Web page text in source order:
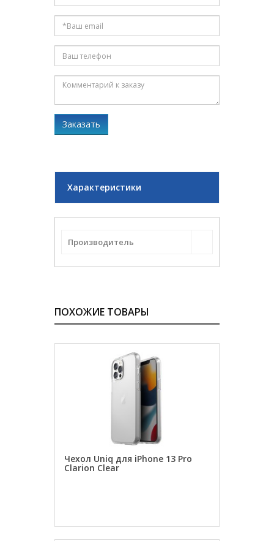
Заказать
Характеристики
Производитель
ПОХОЖИЕ ТОВАРЫ
Чехол Uniq для iPhone 13 Pro
Clarion Clear